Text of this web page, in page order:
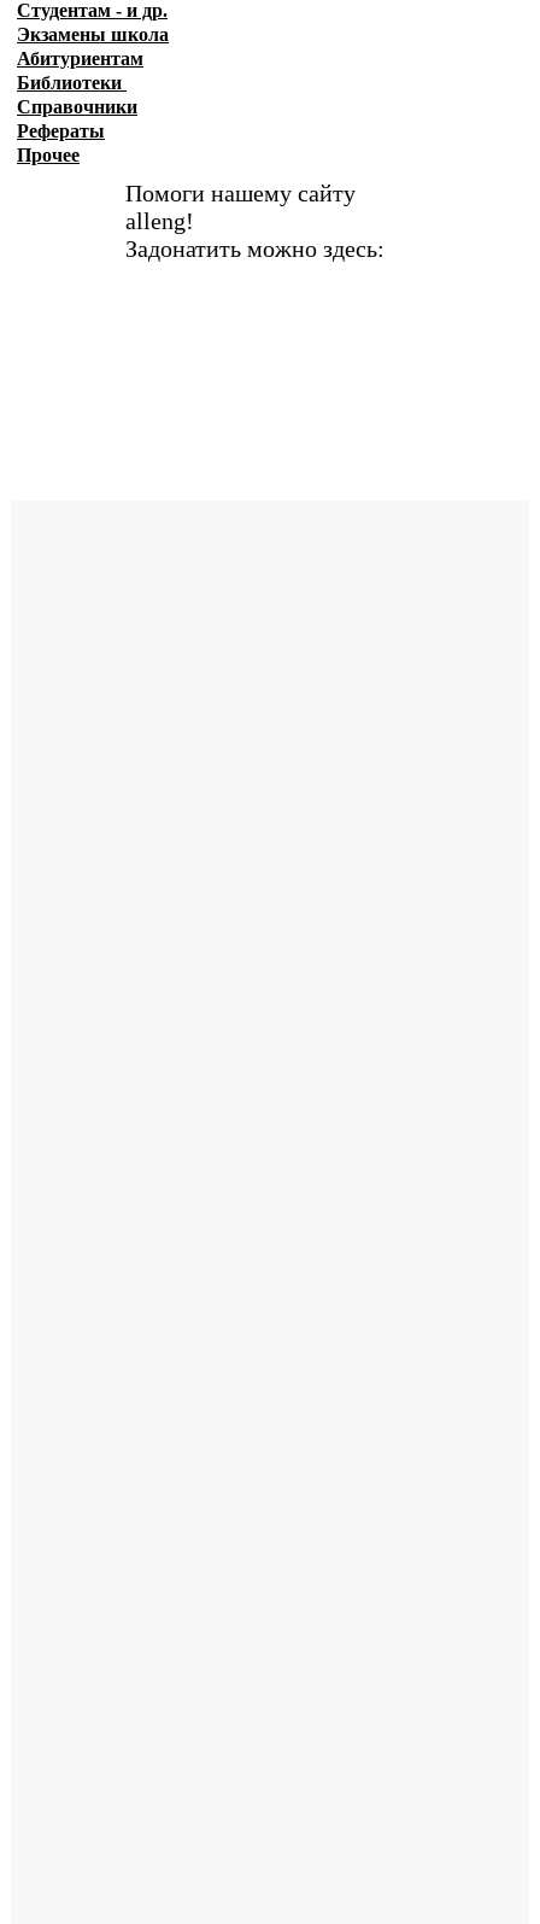
Студентам - и др.
Экзамены школа
Абитуриентам
Библиотеки
Справочники
Рефераты
Прочее
Помоги нашему сайту
alleng!
Задонатить можно здесь: